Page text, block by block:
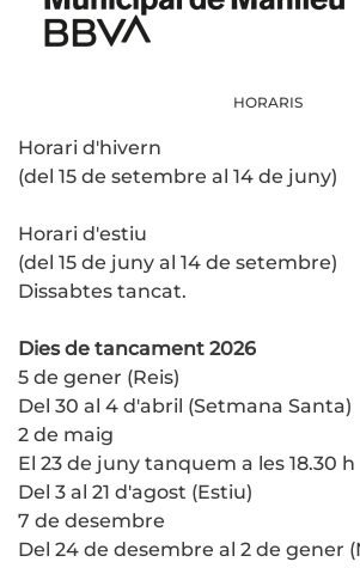
HORARIS
Horari d'hivern
(del 15 de setembre al 14 de juny)
Horari d'estiu
(del 15 de juny al 14 de setembre)
Dissabtes tancat.
Dies de tancament 2026
5 de gener (Reis)
Del 30 al 4 d'abril (Setmana Santa)
2 de maig
El 23 de juny tanquem a les 18.30 h
Del 3 al 21 d'agost (Estiu)
7 de desembre
Del 24 de desembre al 2 de gener